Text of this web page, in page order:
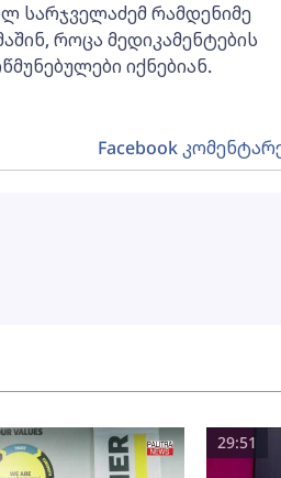
სარჯველაძემ რამდენიმე
როცა მედიკამენტების
იქნებიან.
29:51
Facebook